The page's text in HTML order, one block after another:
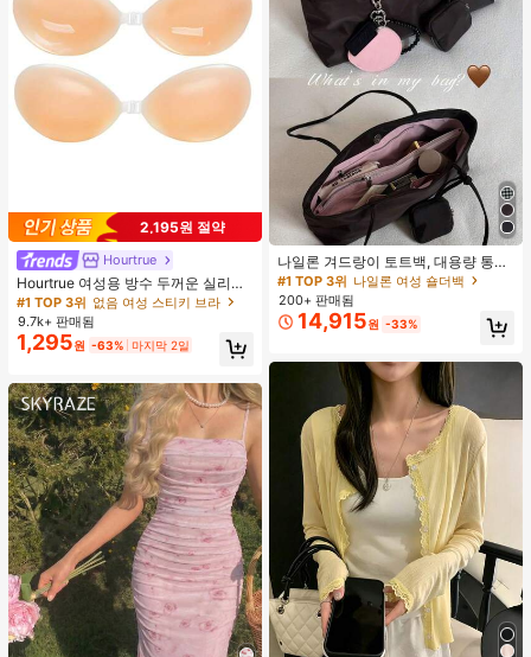
2,195원 절약
Hourtrue
Hourtrue 여성용 방수 두꺼운 실리콘
가슴 페탈, 작은 가슴 리프트업 & 푸시
인용, 웨딩 촬영 및 들러리용
#1 TOP 3위 없음 여성 스티키 브라
9.7k+ 판매됨
1,295원 -63% 마지막 2일
나일론 겨드랑이 토트백, 대용량 통근
숄더백, 작은 메이크업 백 포함, 펜던
트 미포함, 가벼운 일상 핸드백 (펜던
트 미포함)
#1 TOP 3위 나일론 여성 숄더백
200+ 판매됨
14,915원 -33%